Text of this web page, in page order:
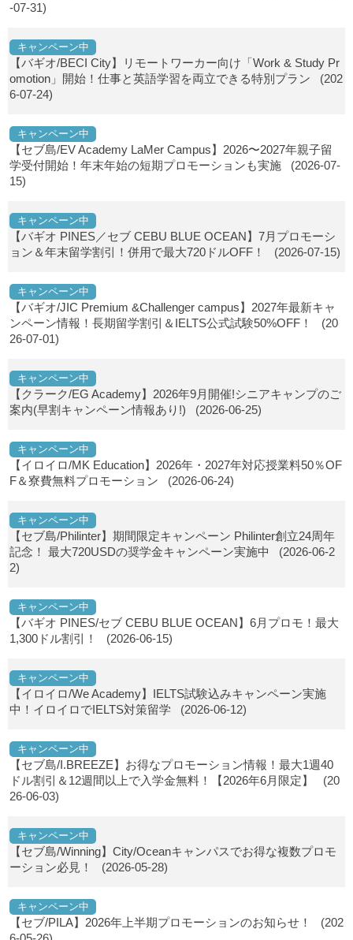
-07-31)
キャンペーン中
【バギオ/BECI City】リモートワーカー向け「Work & Study Pr
omotion」開始！仕事と英語学習を両立できる特別プラン (202
6-07-24)
キャンペーン中
【セブ島/EV Academy LaMer Campus】2026〜2027年親子留
学受付開始！年末年始の短期プロモーションも実施 (2026-07-
15)
キャンペーン中
【バギオ PINES／セブ CEBU BLUE OCEAN】7月プロモーシ
ョン＆年末留学割引！併用で最大720ドルOFF！
(2026-07-15)
キャンペーン中
【バギオ/JIC Premium &Challenger campus】2027年最新キャ
ンペーン情報！長期留学割引＆IELTS公式試験50%OFF！
(20
26-07-01)
キャンペーン中
【クラーク/EG Academy】2026年9月開催!シニアキャンプのご
案内(早割キャンペーン情報あり!) (2026-06-25)
キャンペーン中
【イロイロ/MK Education】2026年・2027年対応授業料50％OF
F＆寮費無料プロモーション (2026-06-24)
キャンペーン中
【セブ島/Philinter】期間限定キャンペーン Philinter創立24周年
記念！ 最大720USDの奨学金キャンペーン実施中
(2026-06-2
2)
キャンペーン中
【バギオ PINES/セブ CEBU BLUE OCEAN】6月プロモ！最大
1,300ドル割引！
(2026-06-15)
キャンペーン中
【イロイロ/We Academy】IELTS試験込みキャンペーン実施
中！イロイロでIELTS対策留学 (2026-06-12)
キャンペーン中
【セブ島/I.BREEZE】お得なプロモーション情報！最大1週40
ドル割引＆12週間以上で入学金無料！【2026年6月限定】
(20
26-06-03)
キャンペーン中
【セブ島/Winning】City/Oceanキャンパスでお得な複数プロモ
ーション必見！
(2026-05-28)
キャンペーン中
【セブ/PILA】2026年上半期プロモーションのお知らせ！
(202